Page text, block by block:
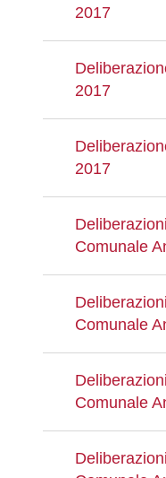
2017
2017
2017
Comunale
Comunale
Comunale